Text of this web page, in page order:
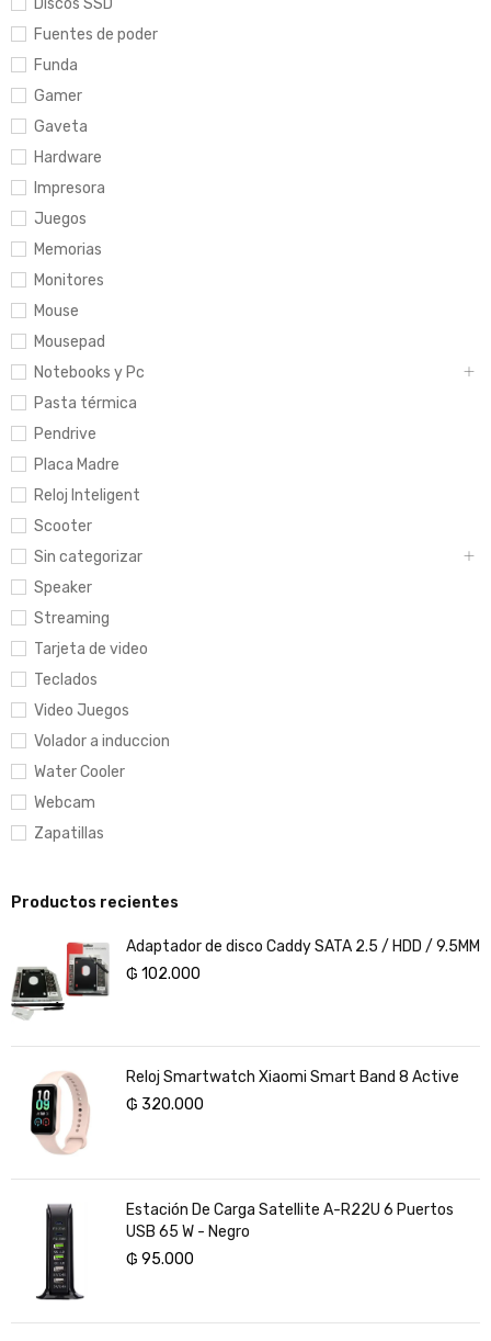
Discos SSD
Fuentes de poder
Funda
Gamer
Gaveta
Hardware
Impresora
Juegos
Memorias
Monitores
Mouse
Mousepad
Notebooks y Pc
Pasta térmica
Pendrive
Placa Madre
Reloj Inteligent
Scooter
Sin categorizar
Speaker
Streaming
Tarjeta de video
Teclados
Video Juegos
Volador a induccion
Water Cooler
Webcam
Zapatillas
Productos recientes
Adaptador de disco Caddy SATA 2.5 / HDD / 9.5MM
₲ 102.000
Reloj Smartwatch Xiaomi Smart Band 8 Active
₲ 320.000
Estación De Carga Satellite A-R22U 6 Puertos
USB 65 W - Negro
₲ 95.000